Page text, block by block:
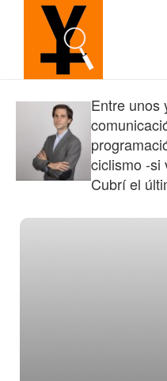
Entre unos
ciclismo -si
Cubrí el